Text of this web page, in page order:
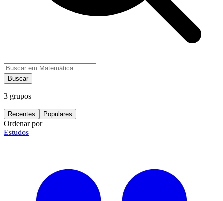
Buscar
3 grupos
Recentes Populares
Ordenar por
Estudos